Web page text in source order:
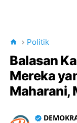
Politik
Balasan
Mereka
Maharani,